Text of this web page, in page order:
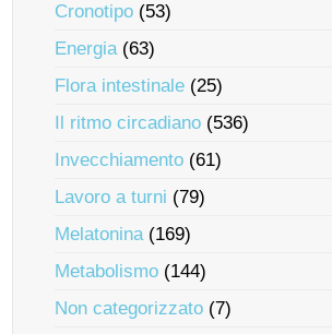
Cronotipo (53)
Energia(63)
Flora intestinale (25)
Il ritmo circadiano (536)
Invecchiamento (61)
Lavoro a turni (79)
Melatonina(169)
Metabolismo (144)
Non categorizzato (7)